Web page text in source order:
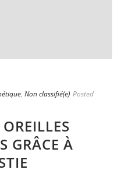
, Non classifié(e) Posted
GRÂCE À